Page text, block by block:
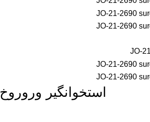
استخوانگیر وروروخ JO-21-2690 surgicon 26cm